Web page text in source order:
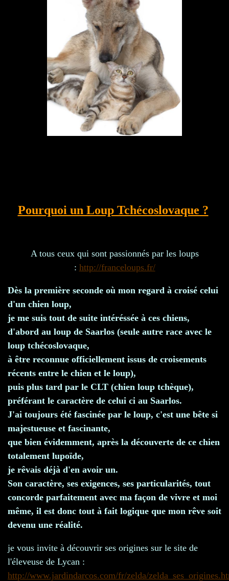
Pourquoi un Loup Tchécoslovaque ?
A tous ceux qui sont passionnés par les loups
: http://franceloups.fr/
Dès la première seconde où mon regard à croisé celui
d'un chien loup,
je me suis tout de suite intéréssée à ces chiens,
d'abord au loup de Saarlos (seule autre race avec le
loup tchécoslovaque,
à être reconnue officiellement issus de croisements
récents entre le chien et le loup),
puis plus tard par le CLT (chien loup tchèque),
préférant le caractère de celui ci au Saarlos.
J'ai toujours été fascinée par le loup, c'est une bête si
majestueuse et fascinante,
que bien évidemment, après la découverte de ce chien
totalement lupoïde,
je rêvais déjà d'en avoir un.
Son caractère, ses exigences, ses particularités, tout
concorde parfaitement avec ma façon de vivre et moi
même, il est donc tout à fait logique que mon rêve soit
devenu une réalité.
je vous invite à découvrir ses origines sur le site de
l'éleveuse de Lycan :
http://www.jardindarcos.com/fr/zelda/